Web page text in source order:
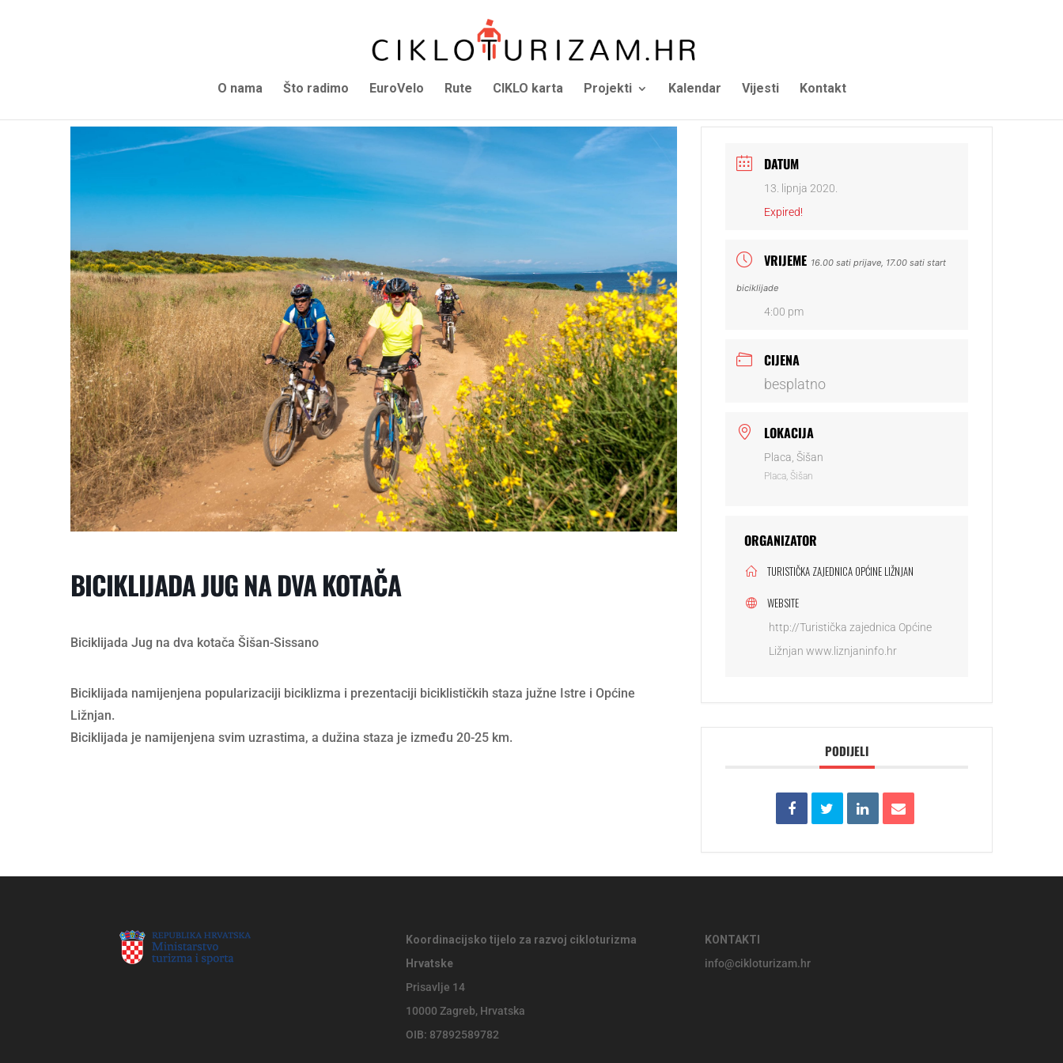
O nama Što radimo EuroVelo Rute CIKLO karta Projekti Kalendar Vijesti Kontakt
BICIKLIJADA JUG NA DVA KOTAČA
Biciklijada Jug na dva kotača Šišan-Sissano
Biciklijada namijenjena popularizaciji biciklizma i prezentaciji biciklističkih staza južne Istre i Općine
Ližnjan.
Biciklijada je namijenjena svim uzrastima, a dužina staza je između 20-25 km.
DATUM
13. lipnja 2020.
Expired!
VRIJEME 16.00 sati prijave, 17.00 sati start
biciklijade
4:00 pm
CIJENA
besplatno
LOKACIJA
Placa, Šišan
Placa, Šišan
ORGANIZATOR
TURISTIČKA ZAJEDNICA OPĆINE LIŽNJAN
WEBSITE
http://Turistička zajednica Općine
Ližnjan www.liznjaninfo.hr
PODIJELI
Koordinacijsko tijelo za razvoj cikloturizma
Hrvatske
Prisavlje 14
10000 Zagreb, Hrvatska
OIB: 87892589782
KONTAKTI
info@cikloturizam.hr